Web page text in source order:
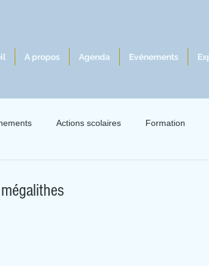
A propos Agenda Evénements
Actions scolaires Formation